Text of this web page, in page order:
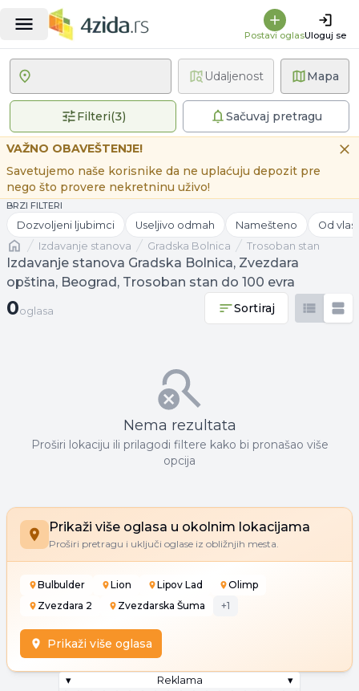
Postavi oglasUloguj se
Mapa
Filteri(3)3 primenjena filteraSačuvaj pretragu
Udaljenost
VAŽNO OBAVEŠTENJE!
Savetujemo naše korisnike da ne uplaćuju depozit pre
nego što provere nekretninu uživo!
BRZI FILTERI
Dozvoljeni ljubimci Useljivo odmah Namešteno Od
Naslovnaizdavanje stanova Gradska Bolnica Trosoban stan
Izdavanje stanova Gradska Bolnica, Zvezdara
opština, Beograd, Trosoban stan do 100 evra
0 oglasa
0oglasa Sortiraj
Nema rezultata
Proširi lokaciju ili prilagodi filtere kako bi pronašao više
opcija
Prikaži više oglasa u okolnim lokacijama
Proširi pretragu i uključi oglase iz obližnjih mesta.
Bulbulder Lion Lipov Lad
Olimp
Zvezdara 2
Zvezdarska Šuma +1
Prikaži više oglasa
▾ Reklama ▾